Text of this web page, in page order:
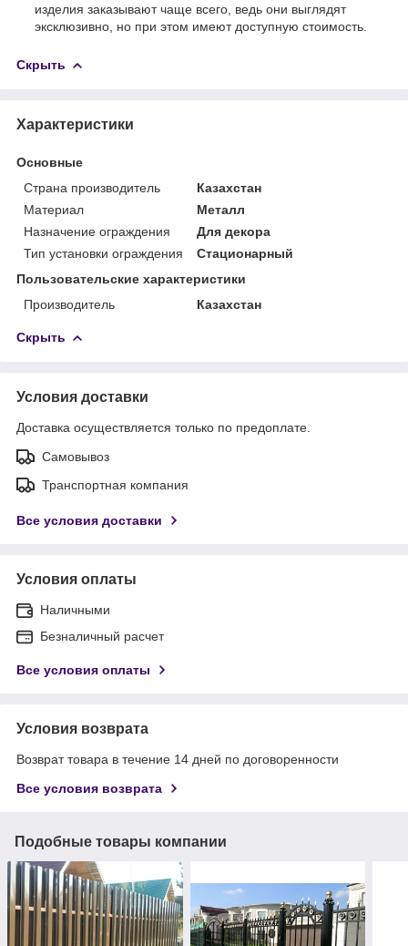
изделия заказывают чаще всего, ведь они выглядят
эксклюзивно, но при этом имеют доступную стоимость.
Скрыть
Характеристики
Основные
Страна производитель
Казахстан
Материал
Металл
Назначение ограждения
Для декора
Тип установки ограждения
Стационарный
Пользовательские характеристики
Производитель
Казахстан
Скрыть
Условия доставки
Доставка осуществляется только по предоплате.
Самовывоз
Транспортная компания
Все условия доставки
Условия оплаты
Наличными
Безналичный расчет
Все условия оплаты
Условия возврата
Возврат товара в течение 14 дней по договоренности
Все условия возврата
Подобные товары компании